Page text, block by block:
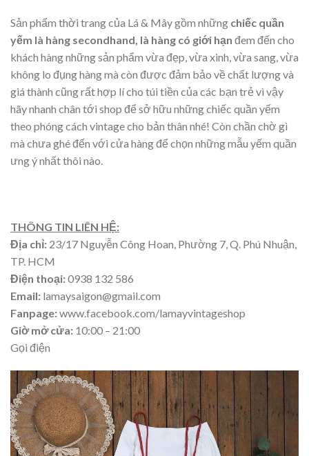
Sản phẩm thời trang của Lá & Mây gồm những chiếc quần
yếm là hàng secondhand, là hàng có giới hạn đem đến cho
khách hàng những sản phẩm vừa đẹp, vừa xinh, vừa sang, vừa
không lo đụng hàng mà còn được đảm bảo về chất lượng và
giá thành cũng rất hợp lí cho túi tiền của các bạn trẻ vì vậy
hãy nhanh chân tới shop để sở hữu những chiếc quần yếm
theo phóng cách vintage cho bản thân nhé! Còn chần chờ gì
mà chưa ghé đến với cửa hàng để chọn những mẫu yếm quần
ưng ý nhất thôi nào.
THÔNG TIN LIÊN HỆ:
Địa chỉ: 23/17 Nguyễn Công Hoan, Phường 7, Q. Phú Nhuận,
TP. HCM
Điện thoại:0938 132 586
Email: lamaysaigon@gmail.com
Fanpage:www.facebook.com/lamayvintageshop
Giờ mở cửa: 10:00 – 21:00
Gọi điện